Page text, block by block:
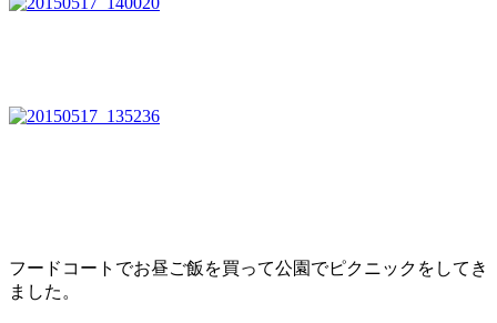
フードコートでお昼ご飯を買って公園でピクニックをしてき
ました。